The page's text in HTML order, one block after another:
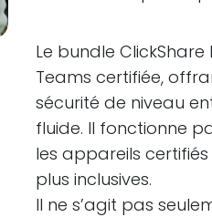
Le bundle
Teams certifiée,
sécurité de niveau
fluide. Il fonctionne
les appareils
plus inclusives.
Il ne s’agit pas